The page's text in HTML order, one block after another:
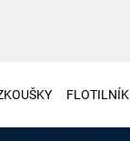
FLOTILNÍK